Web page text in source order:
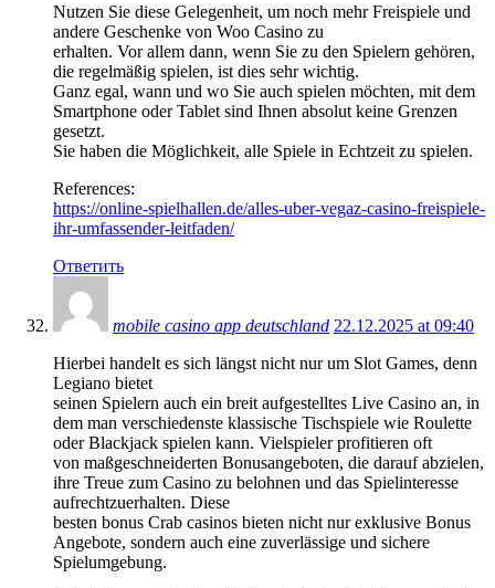
Nutzen Sie diese Gelegenheit, um noch mehr Freispiele und
andere Geschenke von Woo Casino zu
erhalten. Vor allem dann, wenn Sie zu den Spielern gehören,
die regelmäßig spielen, ist dies sehr wichtig.
Ganz egal, wann und wo Sie auch spielen möchten, mit dem
Smartphone oder Tablet sind Ihnen absolut keine Grenzen
gesetzt.
Sie haben die Möglichkeit, alle Spiele in Echtzeit zu spielen.
References:
https://online-spielhallen.de/alles-uber-vegaz-casino-freispiele-
ihr-umfassender-leitfaden/
Ответить
mobile casino app deutschland 22.12.2025 at 09:40
Hierbei handelt es sich längst nicht nur um Slot Games, denn
Legiano bietet
seinen Spielern auch ein breit aufgestelltes Live Casino an, in
dem man verschiedenste klassische Tischspiele wie Roulette
oder Blackjack spielen kann. Vielspieler profitieren oft
von maßgeschneiderten Bonusangeboten, die darauf abzielen,
ihre Treue zum Casino zu belohnen und das Spielinteresse
aufrechtzuerhalten. Diese
besten bonus Crab casinos bieten nicht nur exklusive Bonus
Angebote, sondern auch eine zuverlässige und sichere
Spielumgebung.